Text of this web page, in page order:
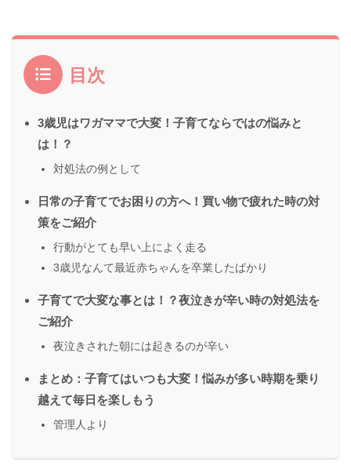
目次
3歳児はワガママで大変！子育てならではの悩みと
は！？
対処法の例として
日常の子育てでお困りの方へ！買い物で疲れた時の対
策をご紹介
行動がとても早い上によく走る
3歳児なんて最近赤ちゃんを卒業したばかり
子育てで大変な事とは！？夜泣きが辛い時の対処法を
ご紹介
夜泣きされた朝には起きるのが辛い
まとめ：子育てはいつも大変！悩みが多い時期を乗り
越えて毎日を楽しもう
管理人より